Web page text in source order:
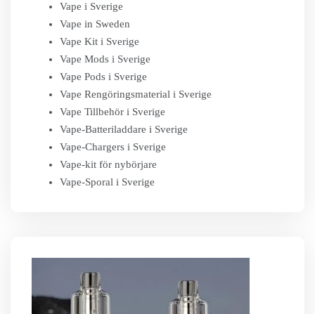
Vape i Sverige
Vape in Sweden
Vape Kit i Sverige
Vape Mods i Sverige
Vape Pods i Sverige
Vape Rengöringsmaterial i Sverige
Vape Tillbehör i Sverige
Vape-Batteriladdare i Sverige
Vape-Chargers i Sverige
Vape-kit för nybörjare
Vape-Sporal i Sverige